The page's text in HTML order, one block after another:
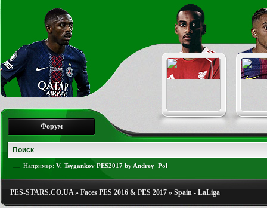
Форум
Например: V. Tsygankov PES2017 by Andrey_Pol
PES-STARS.CO.UA» Faces PES 2016 & PES 2017 » Spain - LaLiga